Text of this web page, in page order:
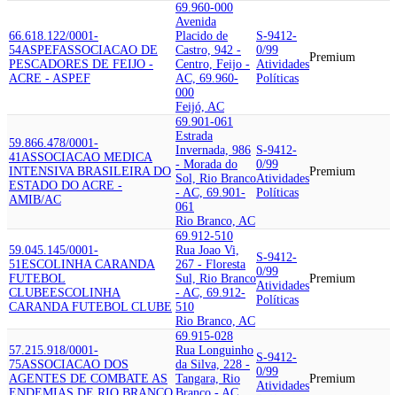
66.618.122/0001-
54ASPEFASSOCIACAO DE
PESCADORES DE FEIJO -
ACRE - ASPEF
69.960-000
Avenida
Placido de
Castro, 942 -
Centro, Feijo -
AC, 69.960-
000
Feijó, AC
S-9412-
0/99
Atividades
Políticas
Premium
59.866.478/0001-
41ASSOCIACAO MEDICA
INTENSIVA BRASILEIRA DO
ESTADO DO ACRE -
AMIB/AC
69.901-061
Estrada
Invernada, 986
- Morada do
Sol, Rio Branco
- AC, 69.901-
061
Rio Branco, AC
S-9412-
0/99
Atividades
Políticas
Premium
59.045.145/0001-
51ESCOLINHA CARANDA
FUTEBOL
CLUBEESCOLINHA
CARANDA FUTEBOL CLUBE
69.912-510
Rua Joao Vi,
267 - Floresta
Sul, Rio Branco
- AC, 69.912-
510
Rio Branco, AC
S-9412-
0/99
Atividades
Políticas
Premium
57.215.918/0001-
75ASSOCIACAO DOS
AGENTES DE COMBATE AS
69.915-028
Rua Longuinho
da Silva, 228 -
Tangara, Rio
S-9412-
0/99
Atividades
Premium